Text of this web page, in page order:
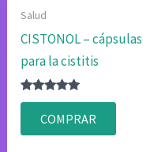
Salud
CISTONOL – cápsulas
para la cistitis
Valorado
4.83
de 5
COMPRAR